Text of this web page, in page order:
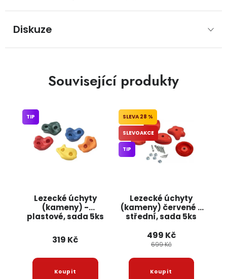
Diskuze
Související produkty
Lezecké úchyty
(kameny) -
plastové, sada 5ks
TIP
319 Kč
Lezecké úchyty
(kameny) červené -
střední, sada 5ks
28 %
SLEVOAKCE
TIP
499 Kč
699 Kč